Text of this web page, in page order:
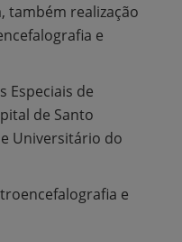
também realização
e
Especiais de
de Santo
Universitário do
e